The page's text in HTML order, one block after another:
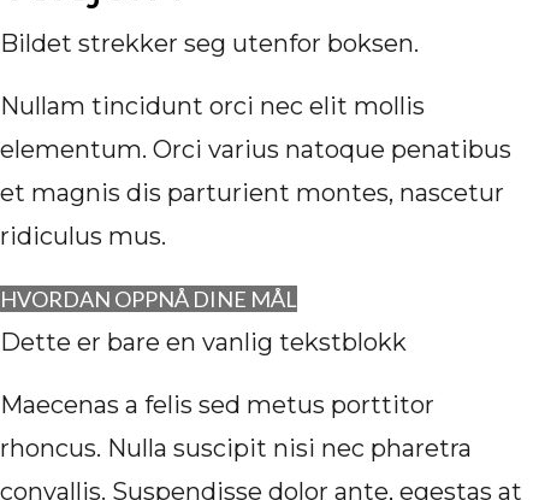
Bildet strekker seg utenfor boksen.
Nullam tincidunt orci nec elit mollis
elementum. Orci varius natoque penatibus
et magnis dis parturient montes, nascetur
ridiculus mus.
HVORDAN OPPNÅ DINE MÅL
Dette er bare en vanlig tekstblokk
Maecenas a felis sed metus porttitor
rhoncus. Nulla suscipit nisi nec pharetra
convallis. Suspendisse dolor ante, egestas at